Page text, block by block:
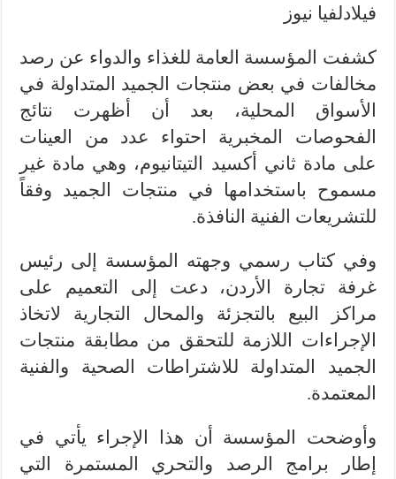
فيلادلفيا نيوز
كشفت المؤسسة العامة للغذاء والدواء عن رصد
مخالفات في بعض منتجات الجميد المتداولة في
الأسواق المحلية، بعد أن أظهرت نتائج
الفحوصات المخبرية احتواء عدد من العينات
على مادة ثاني أكسيد التيتانيوم، وهي مادة غير
مسموح باستخدامها في منتجات الجميد وفقاً
للتشريعات الفنية النافذة.
وفي كتاب رسمي وجهته المؤسسة إلى رئيس
غرفة تجارة الأردن، دعت إلى التعميم على
مراكز البيع بالتجزئة والمحال التجارية لاتخاذ
الإجراءات اللازمة للتحقق من مطابقة منتجات
الجميد المتداولة للاشتراطات الصحية والفنية
المعتمدة.
وأوضحت المؤسسة أن هذا الإجراء يأتي في
إطار برامج الرصد والتحري المستمرة التي